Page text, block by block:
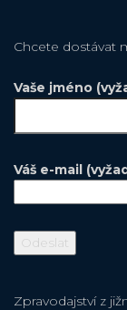
Chcete dostávat
Vaše jméno
Váš e-mail
Zpravodajství z